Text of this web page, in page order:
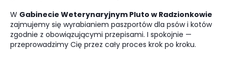
W Gabinecie Weterynaryjnym Pluto w Radzionkowie
zajmujemy się wyrabianiem paszportów dla psów i kotów
zgodnie z obowiązującymi przepisami. I spokojnie —
przeprowadzimy Cię przez cały proces krok po kroku.